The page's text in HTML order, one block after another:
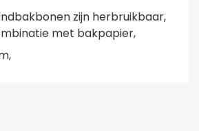
zijn herbruikbaar,
met bakpapier,